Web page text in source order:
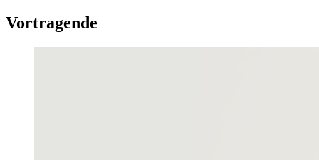
Vortragende